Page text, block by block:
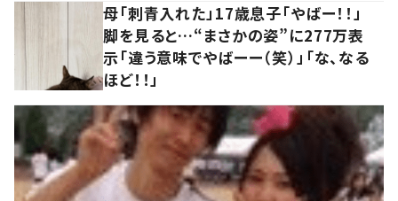
母「刺青入れた」17歳息子「やばー！！」
脚を見ると…“まさかの姿”に277万表
示「違う意味でやばーー（笑）」「な、なる
ほど！！」